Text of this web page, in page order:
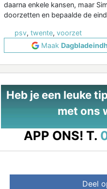
daarna enkele kansen, maar
doorzetten en bepaalde de
psv, twente, voorzet
Maak
Heb je een leuke
met ons
APP ONS! T.
Deel